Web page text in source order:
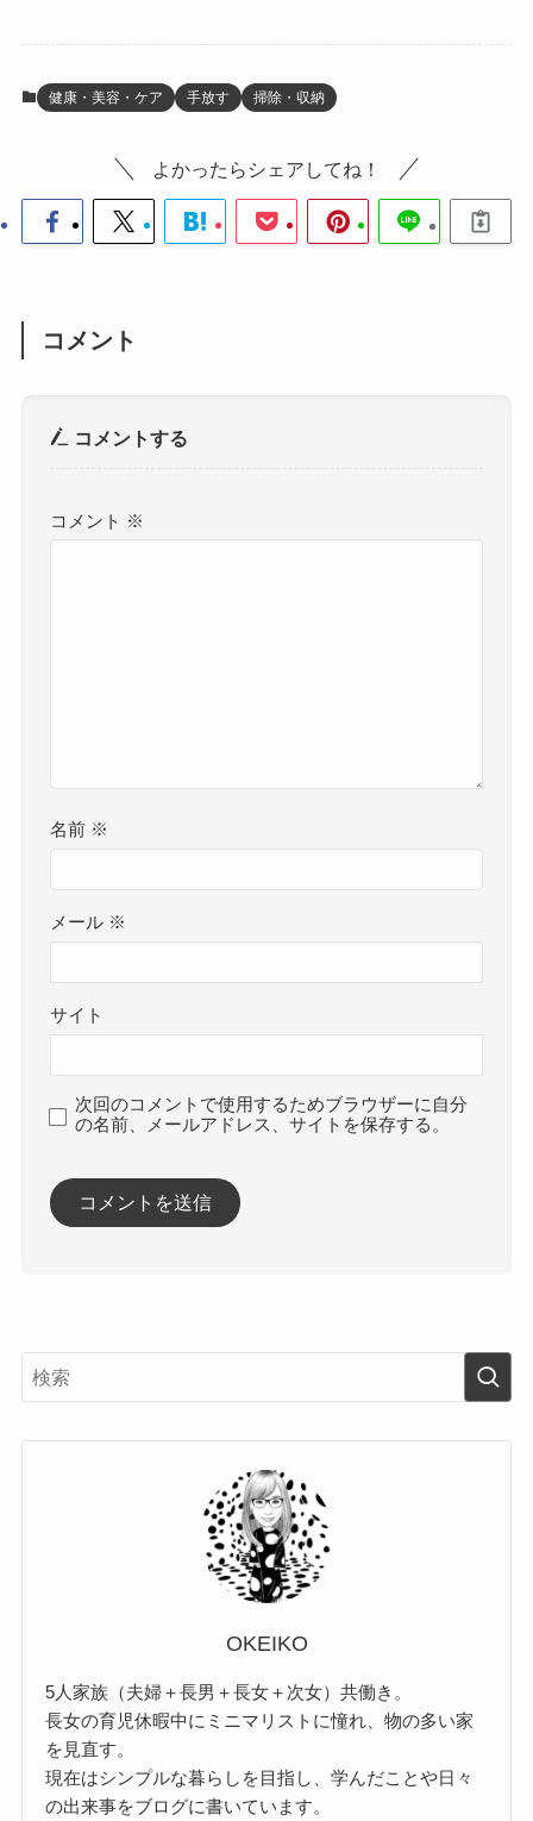
健康・美容・ケア 手放す 掃除・収納
よかったらシェアしてね！
コメント
コメントする
コメント ※
名前 ※
メール ※
サイト
次回のコメントで使用するためブラウザーに自分
の名前、メールアドレス、サイトを保存する。
OKEIKO
5人家族（夫婦＋長男＋長女＋次女）共働き。
長女の育児休暇中にミニマリストに憧れ、物の多い家
を見直す。
現在はシンプルな暮らしを目指し、学んだことや日々
の出来事をブログに書いています。